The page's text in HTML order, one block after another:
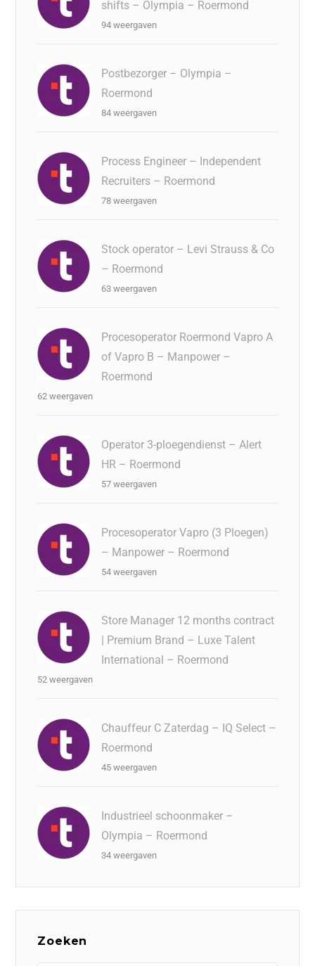
shifts – Olympia – Roermond
94 weergaven
Postbezorger – Olympia –
Roermond
84 weergaven
Process Engineer – Independent
Recruiters – Roermond
78 weergaven
Stock operator – Levi Strauss & Co
– Roermond
63 weergaven
Procesoperator Roermond Vapro A
of Vapro B – Manpower –
Roermond
62 weergaven
Operator 3-ploegendienst – Alert
HR – Roermond
57 weergaven
Procesoperator Vapro (3 Ploegen)
– Manpower – Roermond
54 weergaven
Store Manager 12 months contract
| Premium Brand – Luxe Talent
International – Roermond
52 weergaven
Chauffeur C Zaterdag – IQ Select –
Roermond
45 weergaven
Industrieel schoonmaker –
Olympia – Roermond
34 weergaven
Zoeken